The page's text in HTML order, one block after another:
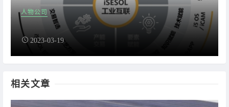
人物公司
2023-03-19
相关文章